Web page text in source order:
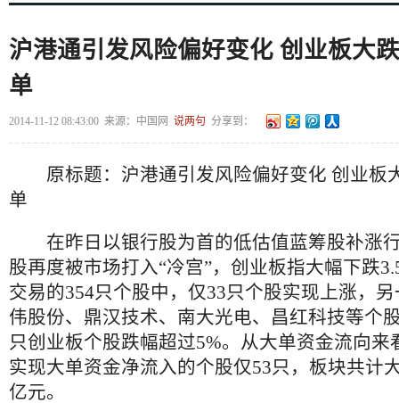
沪港通引发风险偏好变化 创业板大
单
2014-11-12 08:43:00 来源： 中国网 说两句 分享到：
原标题：沪港通引发风险偏好变化 创业板
单
在昨日以银行股为首的低估值蓝筹股补涨
股再度被市场打入“冷宫”，创业板指大幅下跌
交易的354只个股中，仅33只个股实现上涨，
伟股份、鼎汉技术、南大光电、昌红科技等个
只创业板个股跌幅超过5%。从大单资金流向来
实现大单资金净流入的个股仅53只，板块共计
亿元。